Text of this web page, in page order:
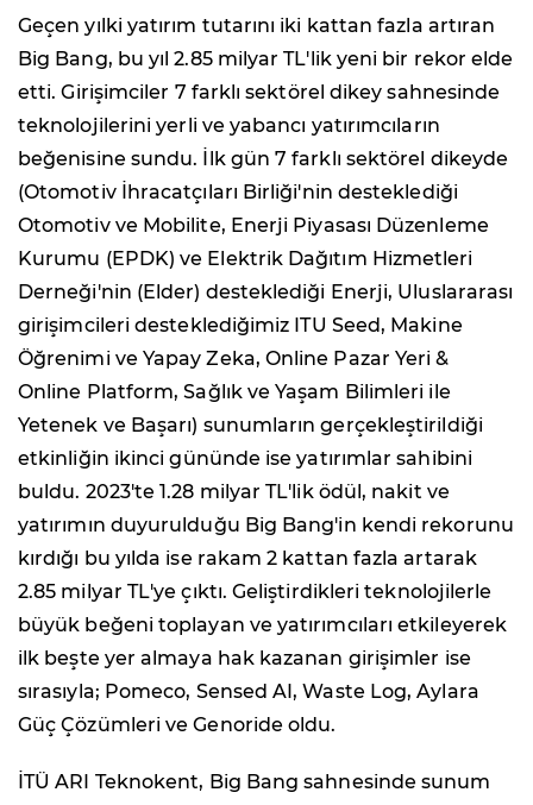
Geçen yılki yatırım tutarını iki kattan fazla artıran
Big Bang, bu yıl 2.85 milyar TL'lik yeni bir rekor elde
etti. Girişimciler 7 farklı sektörel dikey sahnesinde
teknolojilerini yerli ve yabancı yatırımcıların
beğenisine sundu. İlk gün 7 farklı sektörel dikeyde
(Otomotiv İhracatçıları Birliği'nin desteklediği
Otomotiv ve Mobilite, Enerji Piyasası Düzenleme
Kurumu (EPDK) ve Elektrik Dağıtım Hizmetleri
Derneği'nin (Elder) desteklediği Enerji, Uluslararası
girişimcileri desteklediğimiz ITU Seed, Makine
Öğrenimi ve Yapay Zeka, Online Pazar Yeri &
Online Platform, Sağlık ve Yaşam Bilimleri ile
Yetenek ve Başarı) sunumların gerçekleştirildiği
etkinliğin ikinci gününde ise yatırımlar sahibini
buldu. 2023'te 1.28 milyar TL'lik ödül, nakit ve
yatırımın duyurulduğu Big Bang'in kendi rekorunu
kırdığı bu yılda ise rakam 2 kattan fazla artarak
2.85 milyar TL'ye çıktı. Geliştirdikleri teknolojilerle
büyük beğeni toplayan ve yatırımcıları etkileyerek
ilk beşte yer almaya hak kazanan girişimler ise
sırasıyla; Pomeco, Sensed AI, Waste Log, Aylara
Güç Çözümleri ve Genoride oldu.
İTÜ ARI Teknokent, Big Bang sahnesinde sunum